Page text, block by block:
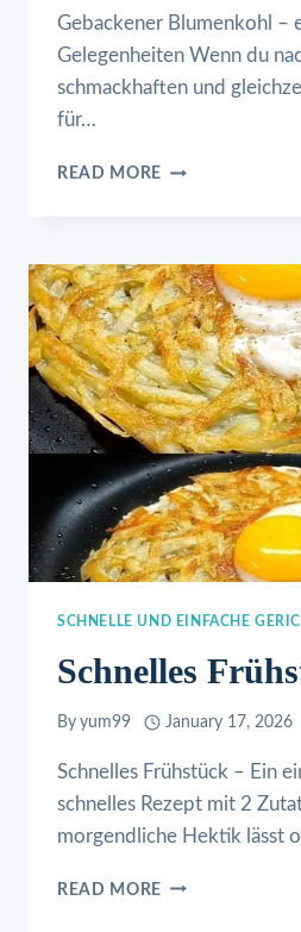
Gebackener Blumenkohl –
Gelegenheiten Wenn du
schmackhaften und
für…
READ MORE GEBACKENER
SCHNELLE UND EINFACHE
Schnelles
By yum99 January 17, 2026
Schnelles Frühstück – Ein
schnelles Rezept mit 2
morgendliche Hektik lässt
READ MORE SCHNELLES